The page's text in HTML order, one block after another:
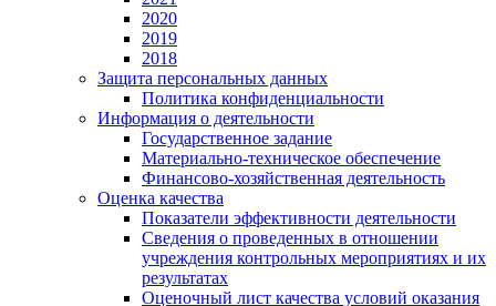
2020
2019
2018
Защита персональных данных
Политика конфиденциальности
Информация о деятельности
Государственное задание
Материально-техническое обеспечение
Финансово-хозяйственная деятельность
Оценка качества
Показатели эффективности деятельности
Сведения о проведенных в отношении
учреждения контрольных мероприятиях и их
результатах
Оценочный лист качества условий оказания